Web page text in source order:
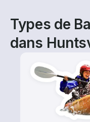
Types de
dans